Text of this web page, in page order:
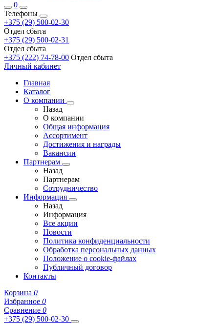
0
Телефоны
+375 (29) 500-02-30
Отдел сбыта
+375 (29) 500-02-31
Отдел сбыта
+375 (222) 74-78-00 Отдел сбыта
Личный кабинет
Главная
Каталог
О компании
Назад
О компании
Общая информация
Ассортимент
Достижения и награды
Вакансии
Партнерам
Назад
Партнерам
Сотрудничество
Информация
Назад
Информация
Все акции
Новости
Политика конфиденциальности
Обработка персональных данных
Положение о cookie-файлах
Публичный договор
Контакты
Корзина 0
Избранное 0
Сравнение 0
+375 (29) 500-02-30